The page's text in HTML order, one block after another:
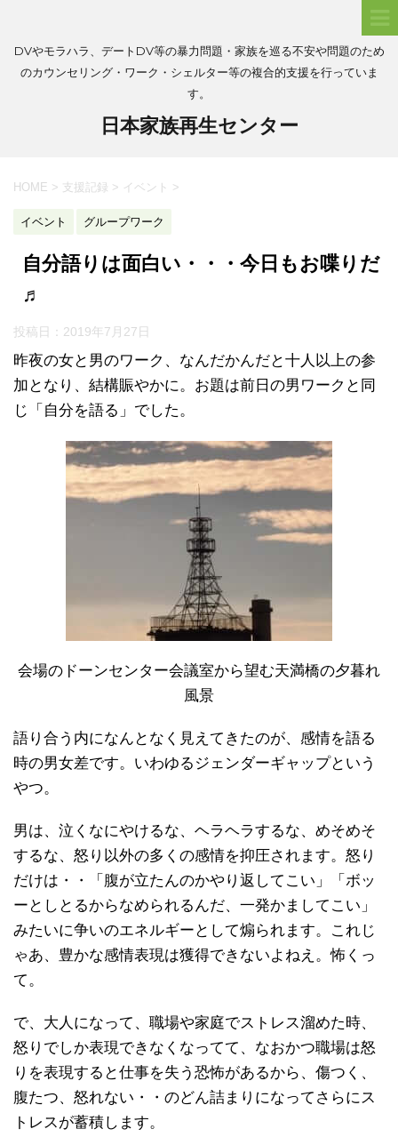
DVやモラハラ、デートDV等の暴力問題・家族を巡る不安や問題のため
のカウンセリング・ワーク・シェルター等の複合的支援を行っていま
す。
日本家族再生センター
HOME > 支援記録 > イベント >
イベント グループワーク
自分語りは面白い・・・今日もお喋りだ
♬
投稿日： 2019年7月27日
昨夜の女と男のワーク、なんだかんだと十人以上の参
加となり、結構賑やかに。お題は前日の男ワークと同
じ「自分を語る」でした。
会場のドーンセンター会議室から望む天満橋の夕暮れ
風景
語り合う内になんとなく見えてきたのが、感情を語る
時の男女差です。いわゆるジェンダーギャップという
やつ。
男は、泣くなにやけるな、ヘラヘラするな、めそめそ
するな、怒り以外の多くの感情を抑圧されます。怒り
だけは・・「腹が立たんのかやり返してこい」「ボッ
ーとしとるからなめられるんだ、一発かましてこい」
みたいに争いのエネルギーとして煽られます。これじ
ゃあ、豊かな感情表現は獲得できないよねえ。怖くっ
て。
で、大人になって、職場や家庭でストレス溜めた時、
怒りでしか表現できなくなってて、なおかつ職場は怒
りを表現すると仕事を失う恐怖があるから、傷つく、
腹たつ、怒れない・・のどん詰まりになってさらにス
トレスが蓄積します。